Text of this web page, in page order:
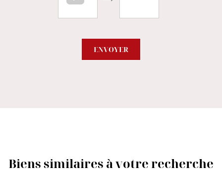
ENVOYER
Biens similaires à votre recherche